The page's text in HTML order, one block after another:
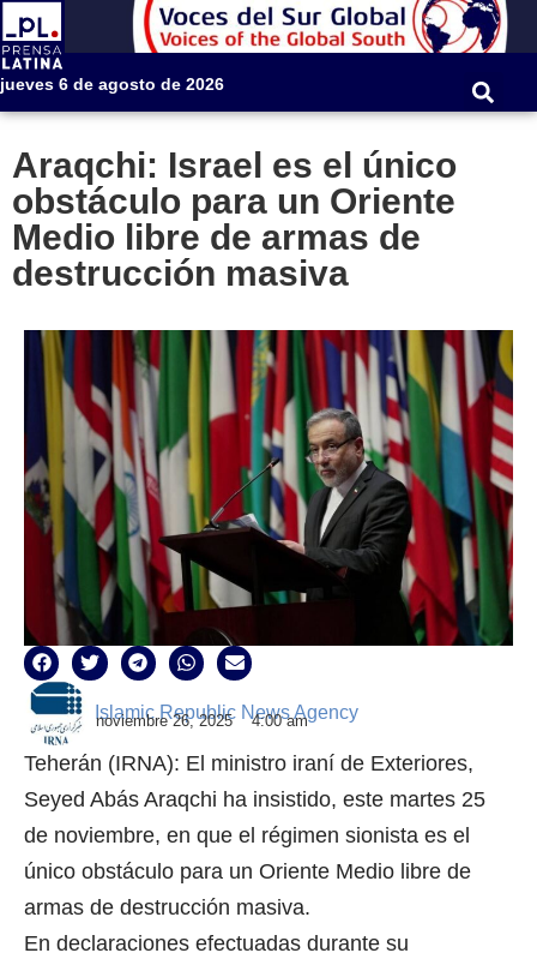
jueves 6 de agosto de 2026
Araqchi: Israel es el único
obstáculo para un Oriente
Medio libre de armas de
destrucción masiva
Islamic Republic News Agency
noviembre 26, 2025 4:00 am
Teherán (IRNA): El ministro iraní de Exteriores,
Seyed Abás Araqchi ha insistido, este martes 25
de noviembre, en que el régimen sionista es el
único obstáculo para un Oriente Medio libre de
armas de destrucción masiva.
En declaraciones efectuadas durante su